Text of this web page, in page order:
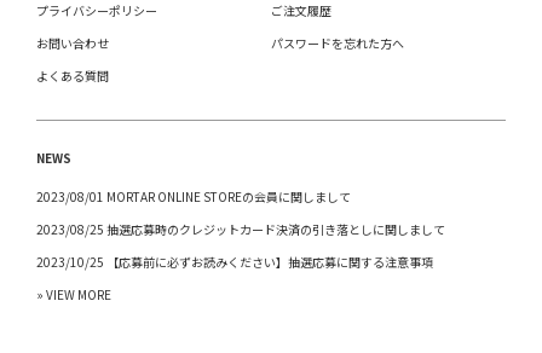
プライバシーポリシー
お問い合わせ
よくある質問
ご注文履歴
パスワードを忘れた方へ
NEWS
2023/08/01 MORTAR ONLINE STOREの会員に関しまして
2023/08/25 抽選応募時のクレジットカード決済の引き落としに関しまして
2023/10/25 【応募前に必ずお読みください】抽選応募に関する注意事項
» VIEW MORE